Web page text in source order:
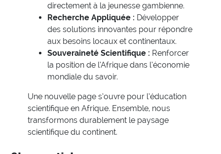
directement à la jeunesse gambienne.
Recherche Appliquée : Développer
des solutions innovantes pour répondre
aux besoins locaux et continentaux.
Souveraineté Scientifique : Renforcer
la position de l’Afrique dans l’économie
mondiale du savoir.
Une nouvelle page s’ouvre pour l’éducation
scientifique en Afrique. Ensemble, nous
transformons durablement le paysage
scientifique du continent.